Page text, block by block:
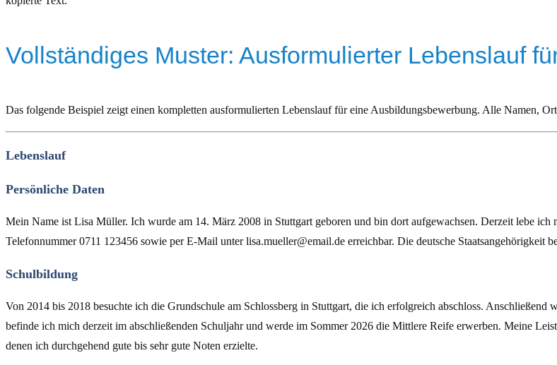
Vollständiges Muster: Ausformulierter Lebenslauf
Das folgende Beispiel zeigt einen kompletten ausformulierten Lebenslauf für eine Ausbildungsbewerbung. Alle Namen,
Lebenslauf
Persönliche Daten
Mein Name ist Lisa Müller. Ich wurde am 14. März 2008 in Stuttgart geboren und bin dort aufgewachsen. Derzeit lebe
Telefonnummer 0711 123456 sowie per E-Mail unter lisa.mueller@email.de erreichbar. Die deutsche Staatsangehörigkeit
Schulbildung
Von 2014 bis 2018 besuchte ich die Grundschule am Schlossberg in Stuttgart, die ich erfolgreich abschloss.
befinde ich mich derzeit im abschließenden Schuljahr und werde im Sommer 2026 die Mittlere Reife erwerben. Meine
denen ich durchgehend gute bis sehr gute Noten erzielte.